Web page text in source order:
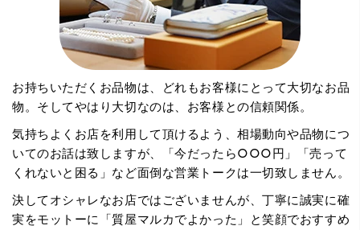
お持ちいただくお品物は、どれもお客様にとって大切なお品
物。そしてやはり大切なのは、お客様との信頼関係。
気持ちよくお店を利用して頂けるよう、相場動向や品物につ
いてのお話は致しますが、「今だったら○○○円」「売って
くれないと困る」など面倒な営業トークは一切致しません。
決してオシャレなお店ではございませんが、丁寧に誠実に確
実をモットーに「質屋マルカでよかった」と笑顔でおすすめ